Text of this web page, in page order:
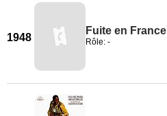
1948
Fuite en France
Rôle: -